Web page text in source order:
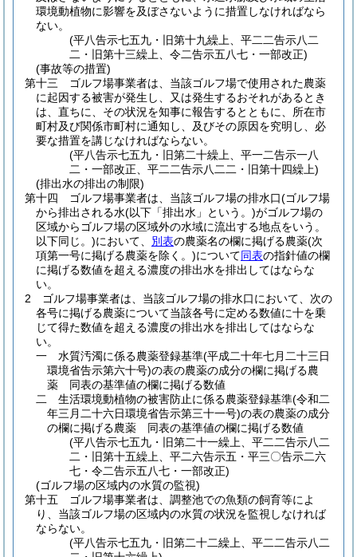
環境動植物に影響を及ぼさないように措置しなければなら
ない。
(平八告示七五九・旧第十九繰上、平二二告示八二
二・旧第十三繰上、令二告示五八七・一部改正)
(事故等の措置)
第十三 ゴルフ場事業者は、当該ゴルフ場で使用された農薬
に起因する被害が発生し、又は発生するおそれがあるとき
は、直ちに、その状況を知事に報告するとともに、所在市
町村及び関係市町村に通知し、及びその原因を究明し、必
要な措置を講じなければならない。
(平八告示七五九・旧第二十繰上、平一二告示一八
二・一部改正、平二二告示八二二・旧第十四繰上)
(排出水の排出の制限)
第十四 ゴルフ場事業者は、当該ゴルフ場の排水口(ゴルフ場
から排出される水(以下「排出水」という。)がゴルフ場の
区域からゴルフ場の区域外の水域に流出する地点をいう。
以下同じ。)において、 別表の農薬名の欄に掲げる農薬(次
項第一号に掲げる農薬を除く。)について同表の指針値の欄
に掲げる数値を超える濃度の排出水を排出してはならな
い。
2 ゴルフ場事業者は、当該ゴルフ場の排水口において、次の
各号に掲げる農薬について当該各号に定める数値に十を乗
じて得た数値を超える濃度の排出水を排出してはならな
い。
一 水質汚濁に係る農薬登録基準(平成二十年七月二十三日
環境省告示第六十号)の表の農薬の成分の欄に掲げる農
薬 同表の基準値の欄に掲げる数値
二 生活環境動植物の被害防止に係る農薬登録基準(令和二
年三月二十六日環境省告示第三十一号)の表の農薬の成分
の欄に掲げる農薬 同表の基準値の欄に掲げる数値
(平八告示七五九・旧第二十一繰上、平二二告示八二
二・旧第十五繰上、平二六告示五・平三〇告示二六
七・令二告示五八七・一部改正)
(ゴルフ場の区域内の水質の監視)
第十五 ゴルフ場事業者は、調整池での魚類の飼育等によ
り、当該ゴルフ場の区域内の水質の状況を監視しなければ
ならない。
(平八告示七五九・旧第二十二繰上、平二二告示八二